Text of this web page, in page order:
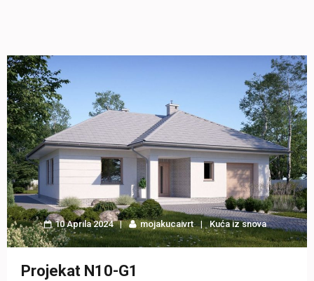
10 Aprila 2024 mojakucaivrt Kuća iz snova
Projekat N10-G1